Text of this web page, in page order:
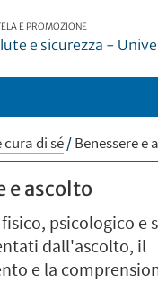
E PROMOZIONE
e sicurezza -
cura di sé/Benessere e
e ascolto
psicologico e
dall'ascolto, il
e la